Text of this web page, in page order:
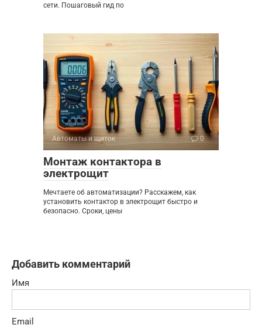
сети. Пошаговый гид по
Автоматы и щиток 0
Монтаж контактора в
электрощит
Мечтаете об автоматизации? Расскажем, как
установить контактор в электрощит быстро и
безопасно. Сроки, цены
Добавить комментарий
Имя
Email